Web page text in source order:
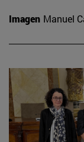
Imagen Manuel